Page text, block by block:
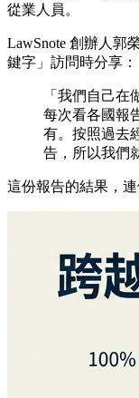
從業人員。
LawSnote 創辦人郭
鍵字」訪問時分享：
「我們自己在
每次看各國報
有。按照過去
告，所以我們
這份報告的結果，